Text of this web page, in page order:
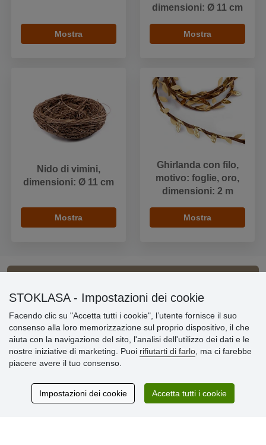
Mostra
dimensioni: Ø 11 cm
Mostra
Nido di vimini,
dimensioni: Ø 11 cm
Mostra
Ghirlanda con filo,
motivo: foglie, oro,
dimensioni: 2 m
Mostra
Informazioni importanti
» Impostazioni dei cookie
» Termini & Condizioni
» Informativa sulla Privacy
» Consegna e pagamento
» Garanzia e resi
STOKLASA - Impostazioni dei cookie
Facendo clic su "Accetta tutti i cookie", l’utente fornisce il suo
consenso alla loro memorizzazione sul proprio dispositivo, il che
aiuta con la navigazione del sito, l'analisi dell'utilizzo dei dati e le
nostre iniziative di marketing. Puoi rifiutarti di farlo , ma ci farebbe
piacere avere il tuo consenso.
Impostazioni dei cookie Accetta tutti i cookie